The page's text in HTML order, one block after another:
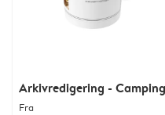
Arkivredigering - Camping
Fra